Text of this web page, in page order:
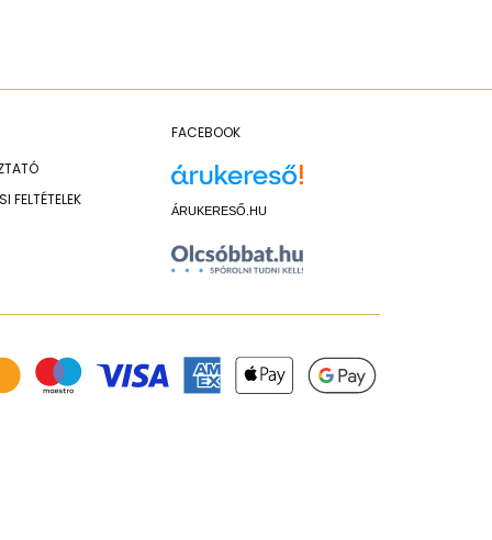
FELTÉTELEK
FACEBOOK
ÁRUKERESŐ.HU